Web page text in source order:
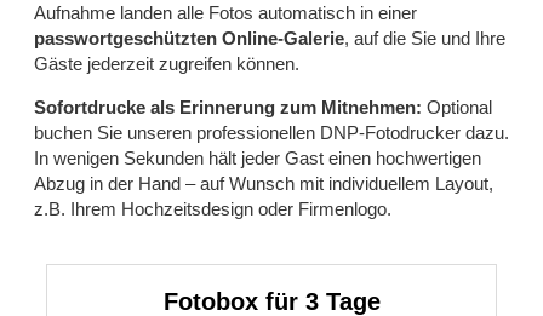
Aufnahme landen alle Fotos automatisch in einer
passwortgeschützten Online-Galerie, auf die Sie und Ihre
Gäste jederzeit zugreifen können.
Sofortdrucke als Erinnerung zum Mitnehmen: Optional
buchen Sie unseren professionellen DNP-Fotodrucker dazu.
In wenigen Sekunden hält jeder Gast einen hochwertigen
Abzug in der Hand – auf Wunsch mit individuellem Layout,
z.B. Ihrem Hochzeitsdesign oder Firmenlogo.
Fotobox für 3 Tage